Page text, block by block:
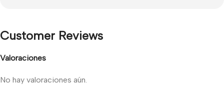
Customer Reviews
Valoraciones
No hay valoraciones aún.